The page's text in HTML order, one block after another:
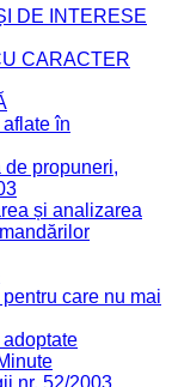
DE INTERESE
CARACTER
în
de propuneri,
și analizarea
care nu mai
nr. 52/2003